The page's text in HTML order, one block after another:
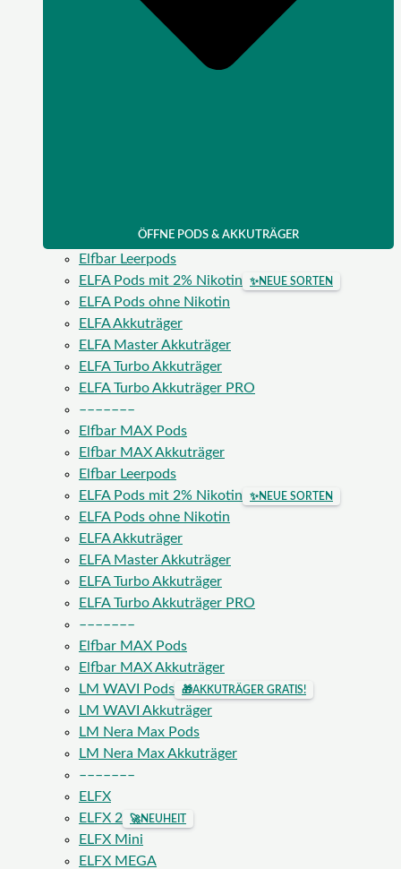
ÖFFNE PODS & AKKUTRÄGER
Elfbar Leerpods
ELFA Pods mit 2% Nikotin
✨NEUE SORTEN
ELFA Pods ohne Nikotin
ELFA Akkuträger
ELFA Master Akkuträger
ELFA Turbo Akkuträger
ELFA Turbo Akkuträger PRO
–––––––
Elfbar MAX Pods
Elfbar MAX Akkuträger
Elfbar Leerpods
ELFA Pods mit 2% Nikotin
✨NEUE SORTEN
ELFA Pods ohne Nikotin
ELFA Akkuträger
ELFA Master Akkuträger
ELFA Turbo Akkuträger
ELFA Turbo Akkuträger PRO
–––––––
Elfbar MAX Pods
Elfbar MAX Akkuträger
LM WAVI Pods
🎁AKKUTRÄGER GRATIS!
LM WAVI Akkuträger
LM Nera Max Pods
LM Nera Max Akkuträger
–––––––
ELFX
ELFX 2
🚀NEUHEIT
ELFX Mini
ELFX MEGA